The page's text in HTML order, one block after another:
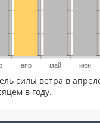
апр май июн
силы ветра в
в году.